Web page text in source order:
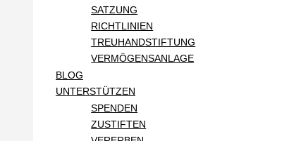
SATZUNG
RICHTLINIEN
TREUHANDSTIFTUNG
VERMÖGENSANLAGE
BLOG
UNTERSTÜTZEN
SPENDEN
ZUSTIFTEN